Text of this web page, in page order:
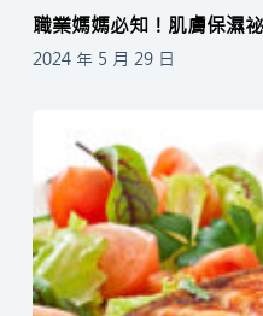
職業媽媽必知！肌膚保濕
2024 年 5 月 29 日